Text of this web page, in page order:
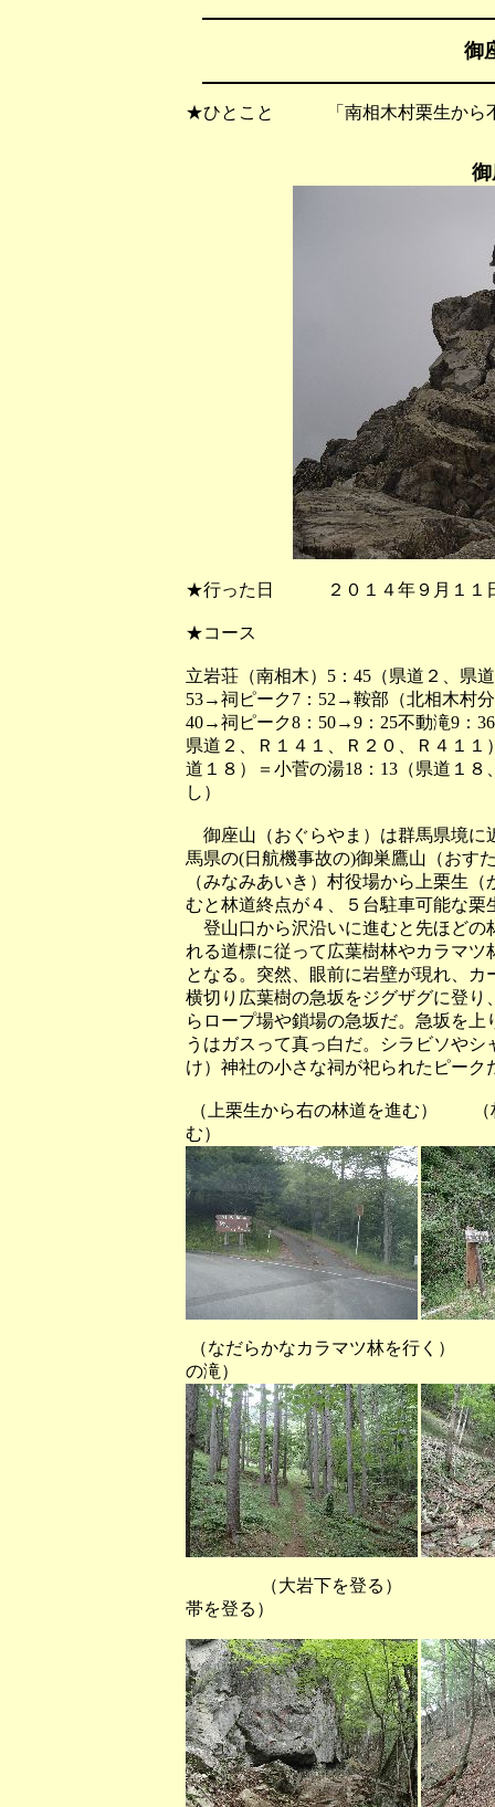
御
★ひとこと 「南相木村栗生から不
★行った日 ２０１４年９月１
★コース
立岩荘（南相木）5：45（県道２、県
53→祠ピーク7：52→鞍部（北相木村
40→祠ピーク8：50→9：25不動滝9：
県道２、Ｒ１４１、Ｒ２０、Ｒ４１１
道１８）＝小菅の湯18：13（県道１
し）
御座山（おぐらやま）は群馬県境に
馬県の(日航機事故の)御巣鷹山（おす
（みなみあいき）村役場から上栗生
むと林道終点が４、５台駐車可能な栗
登山口から沢沿いに進むと先ほどの
れる道標に従って広葉樹林やカラマ
となる。突然、眼前に岩壁が現れ、
横切り広葉樹の急坂をジグザグに登
らロープ場や鎖場の急坂だ。急坂を
うはガスって真っ白だ。シラビソや
け）神社の小さな祠が祀られたピーク
（上栗生から右の林道を進む
む）
（なだらかなカラマツ林を
の滝）
（大岩下を登る） （広葉
帯を登る）